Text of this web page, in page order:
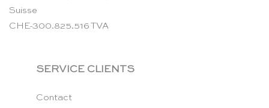
Suisse
CHE-300.825.516 TVA
SERVICE CLIENTS
Contact